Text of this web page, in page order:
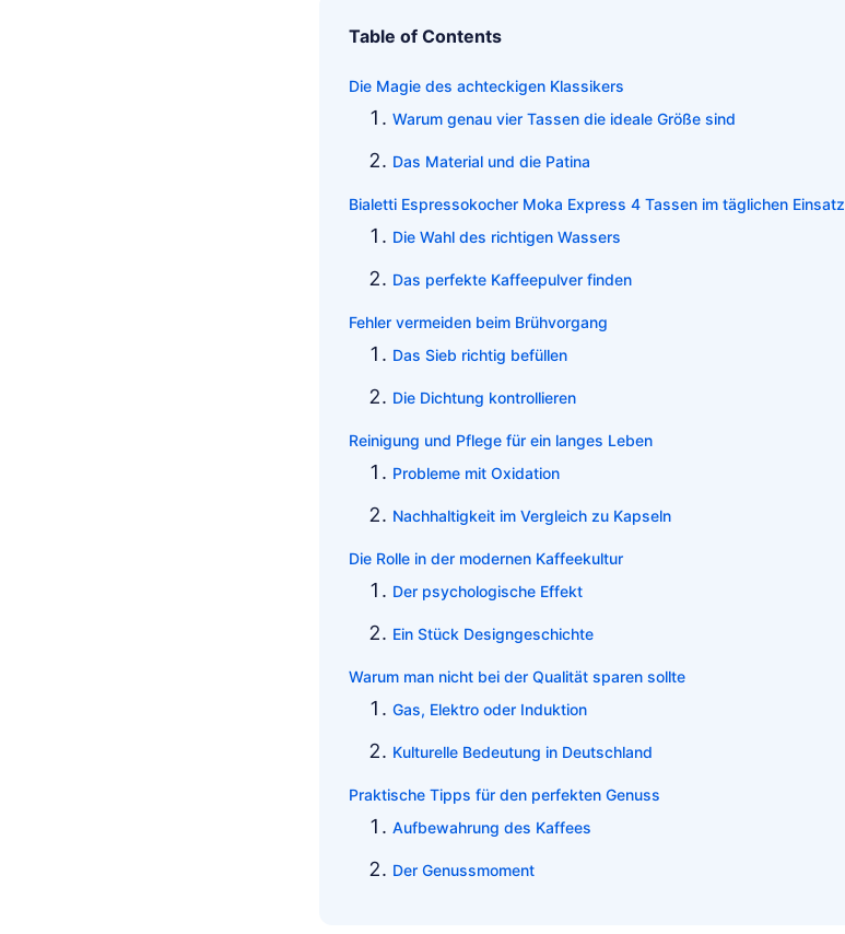
Table of Contents
Die Magie des achteckigen Klassikers
Warum genau vier Tassen die ideale Größe sind
Das Material und die Patina
Bialetti Espressokocher Moka Express 4 Tassen im täglichen Einsatz
Die Wahl des richtigen Wassers
Das perfekte Kaffeepulver finden
Fehler vermeiden beim Brühvorgang
Das Sieb richtig befüllen
Die Dichtung kontrollieren
Reinigung und Pflege für ein langes Leben
Probleme mit Oxidation
Nachhaltigkeit im Vergleich zu Kapseln
Die Rolle in der modernen Kaffeekultur
Der psychologische Effekt
Ein Stück Designgeschichte
Warum man nicht bei der Qualität sparen sollte
Gas, Elektro oder Induktion
Kulturelle Bedeutung in Deutschland
Praktische Tipps für den perfekten Genuss
Aufbewahrung des Kaffees
Der Genussmoment